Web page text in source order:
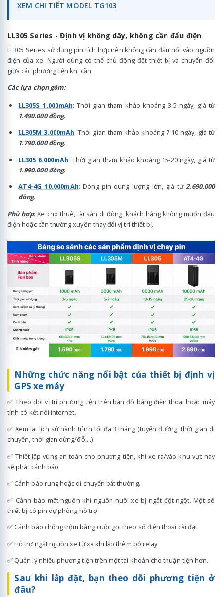
XEM CHI TIẾT MODEL TG103
LL305 Series - Định vị không dây, không cần đấu điện
LL305 Series sử dụng pin tích hợp nên không cần đấu nối vào nguồn
điện của xe. Người dùng có thể chủ động đặt thiết bị và chuyển đổi
giữa các phương tiện khi cần.
Các lựa chọn gồm:
LL305S 1.000mAh: Thời gian tham khảo khoảng 3-5 ngày, giá từ
1.490.000 đồng.
LL305M 3.000mAh: Thời gian tham khảo khoảng 7-10 ngày, giá từ
1.790.000 đồng.
LL305 6.000mAh: Thời gian tham khảo khoảng 15-20 ngày, giá từ
1.990.000 đồng.
AT4-4G 10.000mAh: Dòng pin dung lượng lớn, giá từ2.690.000
đồng.
Phù hợp: Xe cho thuê, tài sản di động, khách hàng không muốn đấu
điện hoặc cần thường xuyên thay đổi vị trí thiết bị.
Những chức năng nổi bật của thiết bị định vị
GPS xe máy
✅ Theo dõi vị trí phương tiện trên bản đồ bằng điện thoại hoặc máy
tính có kết nối internet.
✅ Xem lại lịch sử hành trình tối đa 3 tháng (tuyến đường, thời gian di
chuyển, thời gian dừng/đỗ,...)
✅ Thiết lập vùng an toàn cho phương tiện, khi xe ra/vào khu vực này
sẽ phát cảnh báo.
✅ Cảnh báo rung hoặc di chuyển bất thường.
✅ Cảnh báo mất nguồn khi nguồn nuôi xe bị ngắt đột ngột. Một số
thiết bị có pin dự phòng hỗ trợ.
✅ Cảnh báo chống trộm bằng cuộc gọi theo số điện thoại cài đặt.
✅ Hỗ trợ ngắt nguồn xe từ xa khi lắp thêm bộ relay.
✅ Quản lý nhiều phương tiện trên một tài khoản cho thuận tiện hơn.
Sau khi lắp đặt, bạn theo dõi phương tiện ở
đâu?